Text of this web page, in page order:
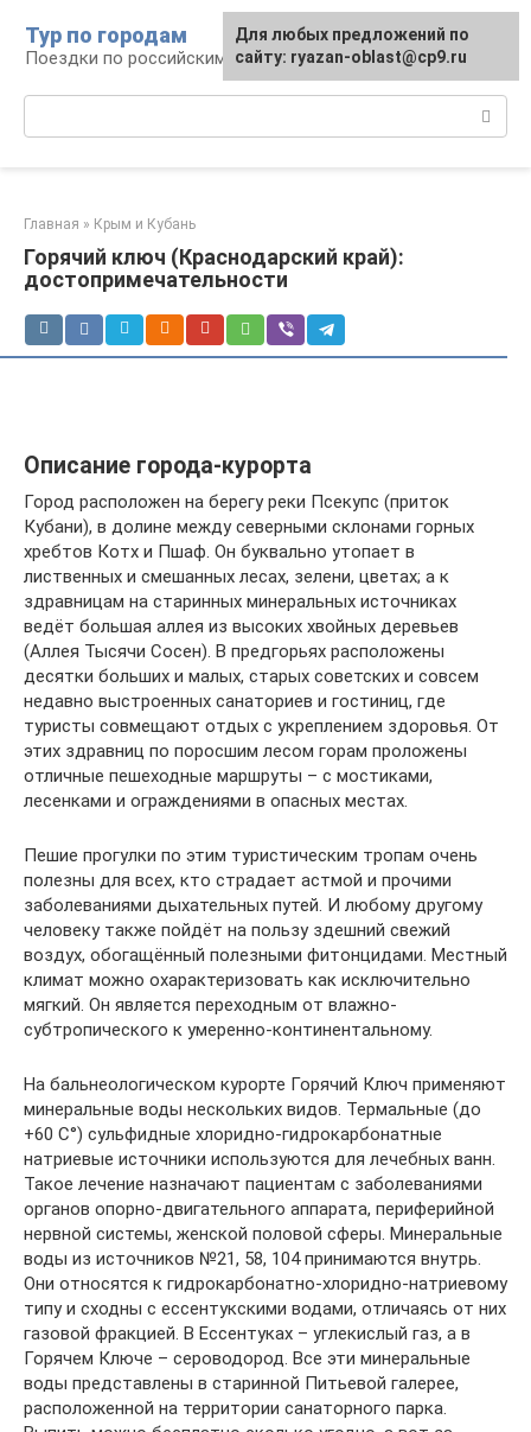
контенту
Тур по городам
Поездки по российским городам
Главная » Крым и Кубань
Горячий ключ (Краснодарский край):
достопримечательности
Описание города-курорта
Город расположен на берегу реки Псекупс (приток
Кубани), в долине между северными склонами горных
хребтов Котх и Пшаф. Он буквально утопает в
лиственных и смешанных лесах, зелени, цветах; а к
здравницам на старинных минеральных источниках
ведёт большая аллея из высоких хвойных деревьев
(Аллея Тысячи Сосен). В предгорьях расположены
десятки больших и малых, старых советских и совсем
недавно выстроенных санаториев и гостиниц, где
туристы совмещают отдых с укреплением здоровья. От
этих здравниц по поросшим лесом горам проложены
отличные пешеходные маршруты – с мостиками,
лесенками и ограждениями в опасных местах.
Пешие прогулки по этим туристическим тропам очень
полезны для всех, кто страдает астмой и прочими
заболеваниями дыхательных путей. И любому другому
человеку также пойдёт на пользу здешний свежий
воздух, обогащённый полезными фитонцидами. Местный
климат можно охарактеризовать как исключительно
мягкий. Он является переходным от влажно-
субтропического к умеренно-континентальному.
На бальнеологическом курорте Горячий Ключ применяют
минеральные воды нескольких видов. Термальные (до
+60 С°) сульфидные хлоридно-гидрокарбонатные
натриевые источники используются для лечебных ванн.
Такое лечение назначают пациентам с заболеваниями
органов опорно-двигательного аппарата, периферийной
нервной системы, женской половой сферы. Минеральные
воды из источников №21, 58, 104 принимаются внутрь.
Они относятся к гидрокарбонатно-хлоридно-натриевому
типу и сходны с ессентукскими водами, отличаясь от них
газовой фракцией. В Ессентуках – углекислый газ, а в
Горячем Ключе – сероводород. Все эти минеральные
воды представлены в старинной Питьевой галерее,
расположенной на территории санаторного парка.
Для любых предложений по
сайту: ryazan-oblast@cp9.ru